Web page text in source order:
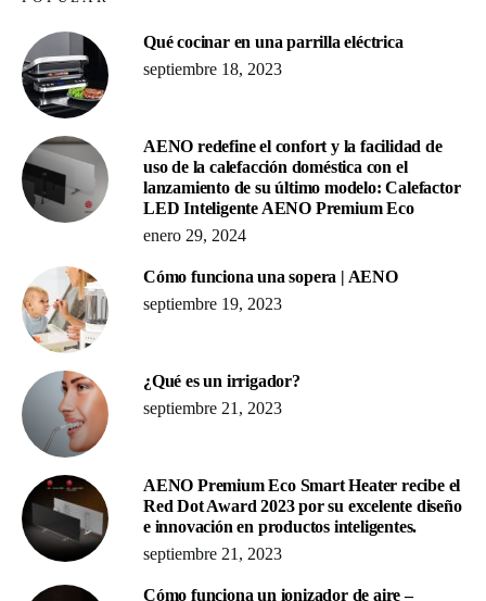
Qué cocinar en una parrilla eléctrica
septiembre 18, 2023
AENO redefine el confort y la facilidad de
uso de la calefacción doméstica con el
lanzamiento de su último modelo: Calefactor
LED Inteligente AENO Premium Eco
enero 29, 2024
Cómo funciona una sopera | AENO
septiembre 19, 2023
¿Qué es un irrigador?
septiembre 21, 2023
AENO Premium Eco Smart Heater recibe el
Red Dot Award 2023 por su excelente diseño
e innovación en productos inteligentes.
septiembre 21, 2023
Cómo funciona un ionizador de aire –